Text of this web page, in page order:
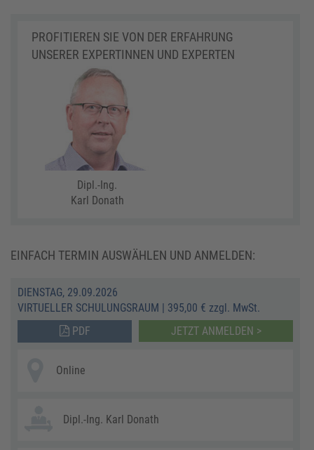
PROFITIEREN SIE VON DER ERFAHRUNG
UNSERER EXPERTINNEN UND EXPERTEN
Dipl.-Ing.
Karl Donath
EINFACH TERMIN AUSWÄHLEN UND ANMELDEN:
DIENSTAG, 29.09.2026
VIRTUELLER SCHULUNGSRAUM | 395,00 € zzgl. MwSt.
PDF
JETZT ANMELDEN >
Online
Dipl.-Ing. Karl Donath